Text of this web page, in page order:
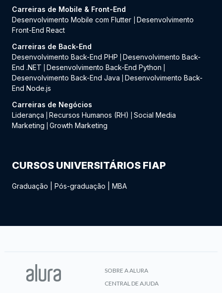
Carreiras de Mobile & Front-End
Desenvolvimento Mobile com Flutter
Desenvolvimento
Front-End React
Carreiras de Back-End
Desenvolvimento Back-End PHP
Desenvolvimento Back-
End .NET
Desenvolvimento Back-End Python
Desenvolvimento Back-End Java
Desenvolvimento Back-
End Node.js
Carreiras de Negócios
Liderança
Recursos Humanos (RH)
Social Media
Marketing
Growth Marketing
CURSOS UNIVERSITÁRIOS FIAP
Graduação Pós-graduação MBA
SOBRE A ALURA
CENTRAL DE AJUDA